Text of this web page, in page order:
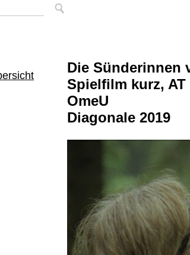
Die Sünderinnen
Spielfilm kurz, AT
OmeU
Diagonale 2019